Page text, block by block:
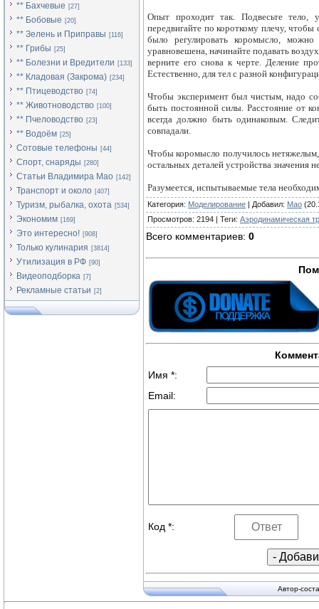
** Бахчевые [27]
** Бобовые [20]
** Зелень и Приправы [116]
** Грибы [25]
** Болезни и Вредители [133]
** Кладовая (Закрома) [234]
** Птицеводство [74]
** Животноводство [100]
** Пчеловодство [23]
** Водоём [25]
Сотовые телефоны [44]
Спорт, снаряды [280]
Статьи Владимира Мао [142]
Транспорт и около [407]
Туризм, рыбалка, охота [534]
Экономим [169]
Это интересно! [908]
Только кулинария [3814]
Утилизация в РФ [90]
Видеоподборка [7]
Рекламные статьи [2]
Опыт проходит так. Подвесьте тело,
передвигайте по короткому плечу,
было регулировать коромысло,
уравновешена, начинайте подавать
верните его снова к черте. Деление
Естественно, для тел с разной
Чтобы эксперимент был чистым, надо
быть постоянной силы. Расстояние от
всегда должно быть одинаковым.
совпадали.
Чтобы коромысло получилось
остальных деталей устройства значения
Разумеется, испытываемые тела
Категория: Моделирование | Добавил: Mao
Просмотров: 2194 | Теги: Аэродинамическая
Всего комментариев: 0
Имя *:
Email:
Код *:
Автор-